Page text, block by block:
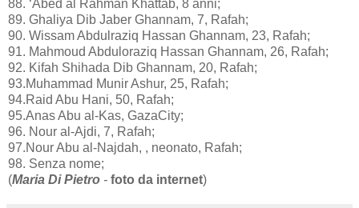
88. ‘Abed al Rahman Khattab, 8 anni;
89. Ghaliya Dib Jaber Ghannam, 7, Rafah;
90. Wissam Abdulraziq Hassan Ghannam, 23, Rafah;
91. Mahmoud Abduloraziq Hassan Ghannam, 26, Rafah;
92. Kifah Shihada Dib Ghannam, 20, Rafah;
93.Muhammad Munir Ashur, 25, Rafah;
94.Raid Abu Hani, 50, Rafah;
95.Anas Abu al-Kas, GazaCity;
96. Nour al-Ajdi, 7, Rafah;
97.Nour Abu al-Najdah, , neonato, Rafah;
98. Senza nome;
(Maria Di Pietro - foto da internet)